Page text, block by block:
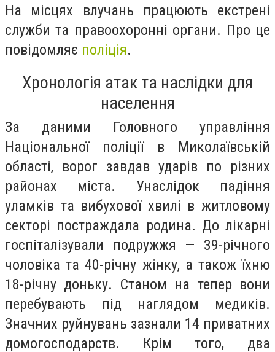
На місцях влучань працюють екстрені
служби та правоохоронні органи. Про це
повідомляє поліція.
Хронологія атак та наслідки для
населення
За даними Головного управління
Національної поліції в Миколаївській
області, ворог завдав ударів по різних
районах міста. Унаслідок падіння
уламків та вибухової хвилі в житловому
секторі постраждала родина. До лікарні
госпіталізували подружжя — 39-річного
чоловіка та 40-річну жінку, а також їхню
18-річну доньку. Станом на тепер вони
перебувають під наглядом медиків.
Значних руйнувань зазнали 14 приватних
домогосподарств. Крім того, два